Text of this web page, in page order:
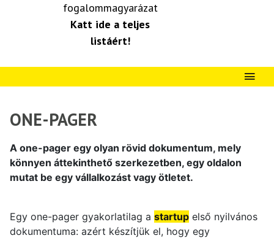
fogalommagyarázat
Katt ide a teljes
listáért!
ONE-PAGER
A one-pager egy olyan rövid dokumentum, mely
könnyen áttekinthető szerkezetben, egy oldalon
mutat be egy vállalkozást vagy ötletet.
Egy one-pager gyakorlatilag a startup első nyilvános
dokumentuma: azért készítjük el, hogy egy